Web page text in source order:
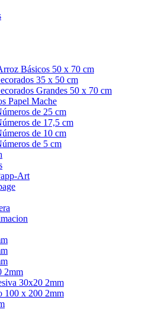
Básicos 50 x 70 cm
35 x 50 cm
Grandes 50 x 70 cm
Papel Mache
de 25 cm
de 17,5 cm
de 10 cm
de 5 cm
Art
2mm
30x20 2mm
100 x 200 2mm